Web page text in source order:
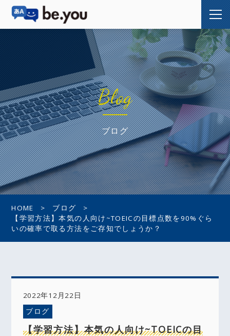
Blog
ブログ
HOME
ブログ
【学習方法】本気の人向け~TOEICの目標点数を90%ぐら
いの確率で取る方法をご存知でしょうか？
2022年12月22日
ブログ
【学習方法】本気の人向け~TOEICの目